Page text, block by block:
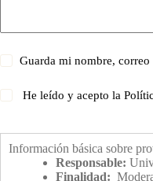
Guarda mi nombre,
He leído y acepto la
Información básica sobre
Responsable:
Finalidad: